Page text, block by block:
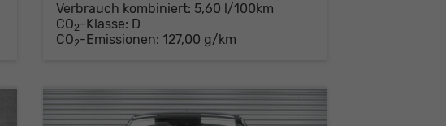
Verbrauch kombiniert: 5,60 l/100km
CO2-Klasse: D
CO2-Emissionen:127,00 g/km